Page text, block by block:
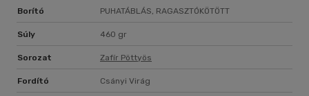
Borító PUHATÁBLÁS, RAGASZTÓKÖTÖTT
Súly 460 gr
Sorozat Zafír Pöttyös
Fordító Csányi Virág